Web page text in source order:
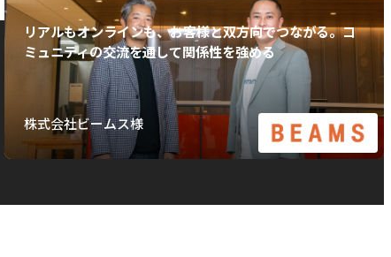
リアルもオンラインも、お客様と双方向でつながる。コ
ミュニティの交流を通して関係性を強める
株式会社ビームス様